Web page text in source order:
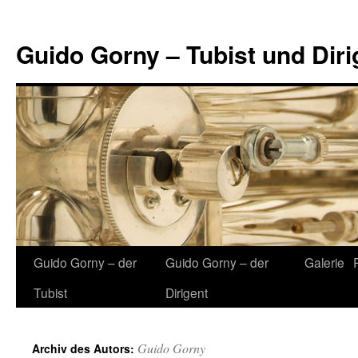
Guido Gorny – Tubist und
Zum
Inhalt
Guido Gorny – der
Tubist
Guido Gorny – der
Dirigent
Galerie
Archiv des Autors: Guido Gorny